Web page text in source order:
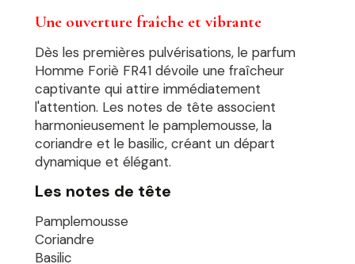
Une ouverture fraîche et vibrante
Dès les premières pulvérisations, le parfum
Homme Foriè FR41 dévoile une fraîcheur
captivante qui attire immédiatement
l'attention. Les notes de tête associent
harmonieusement le pamplemousse, la
coriandre et le basilic, créant un départ
dynamique et élégant.
Les notes de tête
Pamplemousse
Coriandre
Basilic